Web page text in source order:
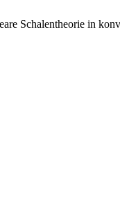
Schalentheorie in